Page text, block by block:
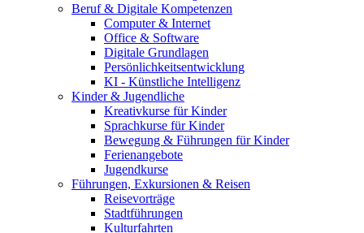
Beruf & Digitale Kompetenzen
Computer & Internet
Office & Software
Digitale Grundlagen
Persönlichkeitsentwicklung
KI - Künstliche Intelligenz
Kinder & Jugendliche
Kreativkurse für Kinder
Sprachkurse für Kinder
Bewegung & Führungen für Kinder
Ferienangebote
Jugendkurse
Führungen, Exkursionen & Reisen
Reisevorträge
Stadtführungen
Kulturfahrten